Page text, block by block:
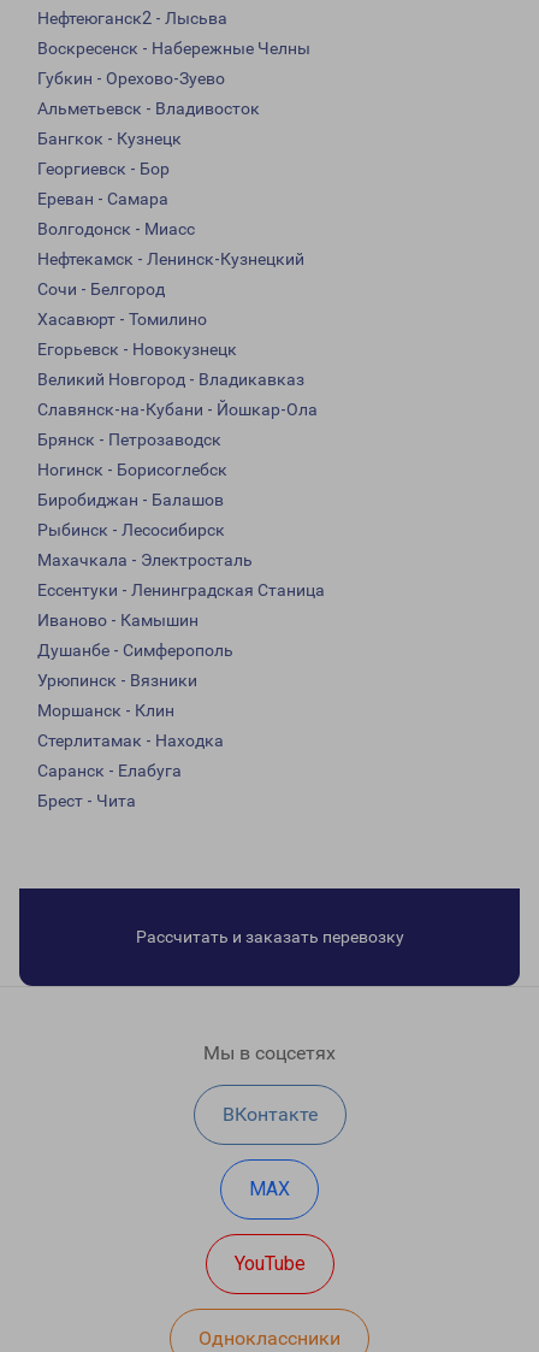
Нефтеюганск2 - Лысьва
Воскресенск - Набережные Челны
Губкин - Орехово-Зуево
Альметьевск - Владивосток
Бангкок - Кузнецк
Георгиевск - Бор
Ереван - Самара
Волгодонск - Миасс
Нефтекамск - Ленинск-Кузнецкий
Сочи - Белгород
Хасавюрт - Томилино
Егорьевск - Новокузнецк
Великий Новгород - Владикавказ
Славянск-на-Кубани - Йошкар-Ола
Брянск - Петрозаводск
Ногинск - Борисоглебск
Биробиджан - Балашов
Рыбинск - Лесосибирск
Махачкала - Электросталь
Ессентуки - Ленинградская Станица
Иваново - Камышин
Душанбе - Симферополь
Урюпинск - Вязники
Моршанск - Клин
Стерлитамак - Находка
Саранск - Елабуга
Брест - Чита
Рассчитать и заказать перевозку
Мы в соцсетях
ВКонтакте
MAX
YouTube
Одноклассники